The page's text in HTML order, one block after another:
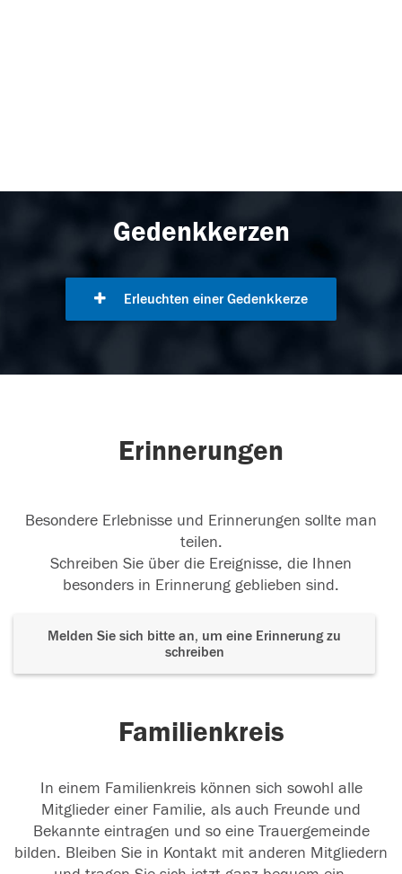
Gedenkkerzen
Erleuchten einer Gedenkkerze
Erinnerungen
Besondere Erlebnisse und Erinnerungen sollte man
teilen.
Schreiben Sie über die Ereignisse, die Ihnen
besonders in Erinnerung geblieben sind.
Melden Sie sich bitte an, um eine Erinnerung zu
schreiben
Familienkreis
In einem Familienkreis können sich sowohl alle
Mitglieder einer Familie, als auch Freunde und
Bekannte eintragen und so eine Trauergemeinde
bilden. Bleiben Sie in Kontakt mit anderen Mitgliedern